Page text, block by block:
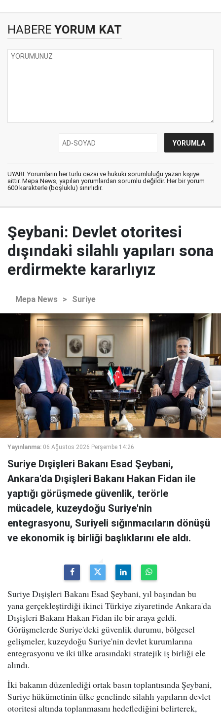
HABERE YORUM KAT
UYARI: Yorumların her türlü cezai ve hukuki sorumluluğu yazan kişiye
aittir. Mepa News, yapılan yorumlardan sorumlu değildir. Her bir yorum
600 karakterle (boşluklu) sınırlıdır.
Şeybani: Devlet otoritesi
dışındaki silahlı yapıları sona
erdirmekte kararlıyız
Mepa News > Suriye
Yayınlanma: 06 Ağustos 2026 Perşembe 14:26
Suriye Dışişleri Bakanı Esad Şeybani,
Ankara'da Dışişleri Bakanı Hakan Fidan ile
yaptığı görüşmede güvenlik, terörle
mücadele, kuzeydoğu Suriye'nin
entegrasyonu, Suriyeli sığınmacıların dönüşü
ve ekonomik iş birliği başlıklarını ele aldı.
Suriye Dışişleri Bakanı Esad Şeybani, yıl başından bu
yana gerçekleştirdiği ikinci Türkiye ziyaretinde Ankara'da
Dışişleri Bakanı Hakan Fidan ile bir araya geldi.
Görüşmelerde Suriye'deki güvenlik durumu, bölgesel
gelişmeler, kuzeydoğu Suriye'nin devlet kurumlarına
entegrasyonu ve iki ülke arasındaki stratejik iş birliği ele
alındı.
İki bakanın düzenlediği ortak basın toplantısında Şeybani,
Suriye hükümetinin ülke genelinde silahlı yapıların devlet
otoritesi altında toplanmasını hedeflediğini belirterek,